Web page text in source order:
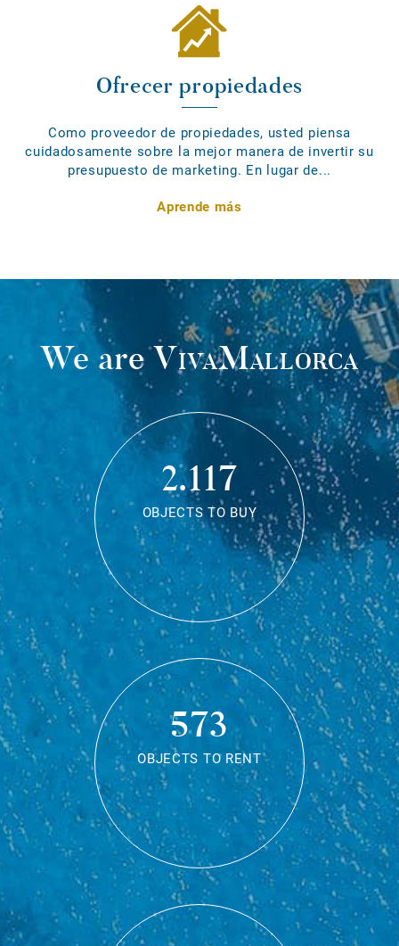
Ofrecer propiedades
Como proveedor de propiedades, usted piensa
cuidadosamente sobre la mejor manera de invertir su
presupuesto de marketing. En lugar de...
Aprende más
We areVivaMallorca
2.117
OBJECTS TO BUY
573
OBJECTS TO RENT